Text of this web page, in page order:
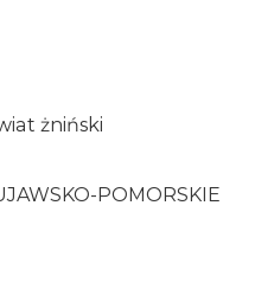
żniński
POMORSKIE